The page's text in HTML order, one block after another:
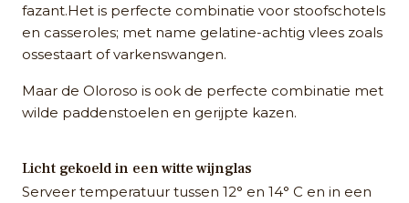
fazant.Het is perfecte combinatie voor stoofschotels
en casseroles; met name gelatine-achtig vlees zoals
ossestaart of varkenswangen.
Maar de Oloroso is ook de perfecte combinatie met
wilde paddenstoelen en gerijpte kazen.
Licht gekoeld in een witte wijnglas
Serveer temperatuur tussen 12° en 14° C en in een